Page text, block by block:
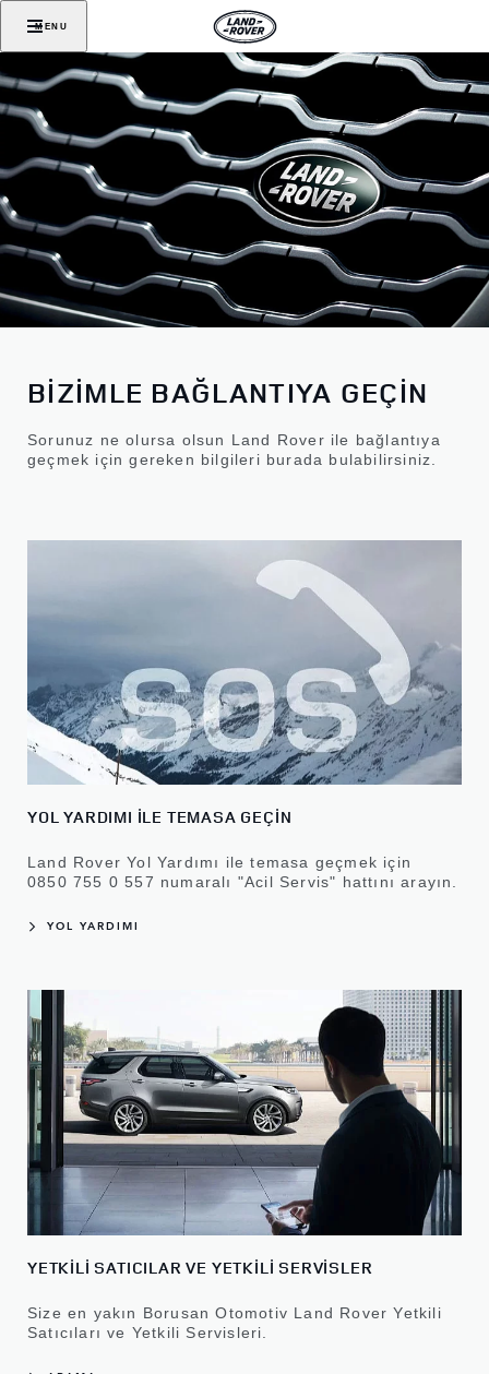
MENU
BİZİMLE BAĞLANTIYA GEÇİN
Sorunuz ne olursa olsun Land Rover ile bağlantıya
geçmek için gereken bilgileri burada bulabilirsiniz.
YOL YARDIMI İLE TEMASA GEÇİN
Land Rover Yol Yardımı ile temasa geçmek için
0850 755 0 557 numaralı "Acil Servis" hattını arayın.
YOL YARDIMI
YETKİLİ SATICILAR VE YETKİLİ SERVİSLER
Size en yakın Borusan Otomotiv Land Rover Yetkili
Satıcıları ve Yetkili Servisleri.